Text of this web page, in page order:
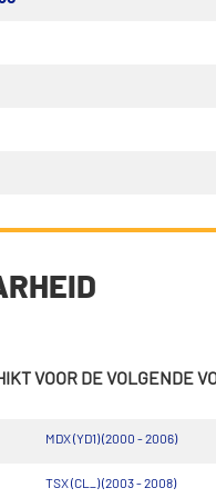
VOOR DE VOLGENDE
MDX (YD1) (2000 - 2006)
TSX (CL_) (2003 - 2008)